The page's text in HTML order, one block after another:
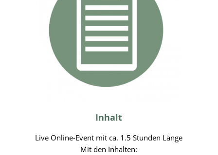
Inhalt
Live Online-Event mit ca. 1.5 Stunden Länge
Mit den Inhalten: